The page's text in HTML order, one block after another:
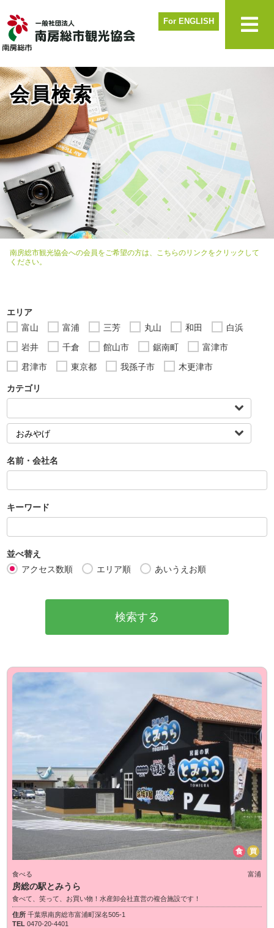
For ENGLISH
会員検索
南房総市観光協会への会員をご希望の方は、こちらのリンクをクリックして
ください。
エリア
富山
富浦 三芳 丸山 和田
白浜
岩井
千倉 館山市 鋸南町
富津市
君津市
東京都 我孫子市 木更津市
カテゴリ
名前・会社名
キーワード
並べ替え
アクセス数順
エリア順 あいうえお順
食 買
食べる 富浦
房総の駅とみうら
食べて、笑って、お買い物！水産卸会社直営の複合施設です！
住所千葉県南房総市富浦町深名505-1
TEL0470-20-4401